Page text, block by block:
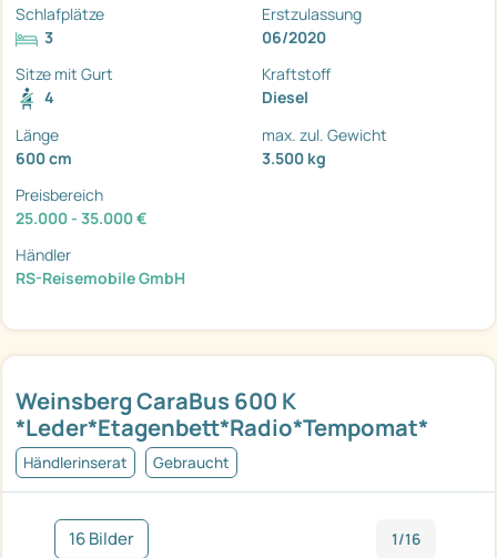
Weinsberg CaraBus 600 K
*Leder*Etagenbett*Radio*Tempomat*
Händlerinserat Gebraucht
16 Bilder 1/16
Schlafplätze
3
Erstzulassung
06/2020
Sitze mit Gurt
4
Kraftstoff
Diesel
Länge
600 cm
max. zul. Gewicht
3.500 kg
Preisbereich
25.000 - 35.000 €
Händler
RS-Reisemobile GmbH